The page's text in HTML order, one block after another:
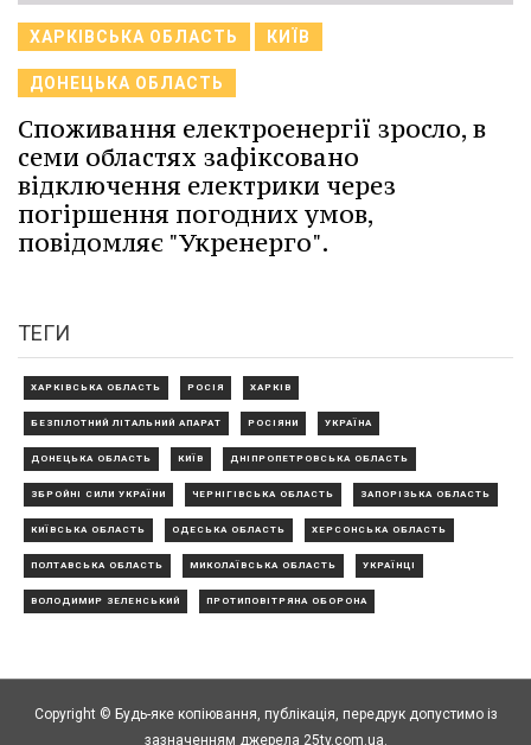
ХАРКІВСЬКА ОБЛАСТЬ КИЇВ
ДОНЕЦЬКА ОБЛАСТЬ
Споживання електроенергії зросло, в
семи областях зафіксовано
відключення електрики через
погіршення погодних умов,
повідомляє "Укренерго".
ТЕГИ
ХАРКІВСЬКА ОБЛАСТЬ РОСІЯ ХАРКІВ
БЕЗПІЛОТНИЙ ЛІТАЛЬНИЙ АПАРАТ РОСІЯНИ УКРАЇНА
ДОНЕЦЬКА ОБЛАСТЬ КИЇВ ДНІПРОПЕТРОВСЬКА ОБЛАСТЬ
ЗБРОЙНІ СИЛИ УКРАЇНИ ЧЕРНІГІВСЬКА ОБЛАСТЬ ЗАПОРІЗЬКА ОБЛАСТЬ
КИЇВСЬКА ОБЛАСТЬ ОДЕСЬКА ОБЛАСТЬ ХЕРСОНСЬКА ОБЛАСТЬ
ПОЛТАВСЬКА ОБЛАСТЬ МИКОЛАЇВСЬКА ОБЛАСТЬ УКРАЇНЦІ
ВОЛОДИМИР ЗЕЛЕНСЬКИЙ ПРОТИПОВІТРЯНА ОБОРОНА
Copyright © Будь-яке копiювання, публiкацiя, передрук допустимо із
зазначенням джерела 25tv.com.ua.